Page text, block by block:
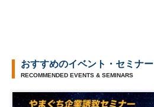
おすすめのイベント・セミナー
RECOMMENDED EVENTS & SEMINARS